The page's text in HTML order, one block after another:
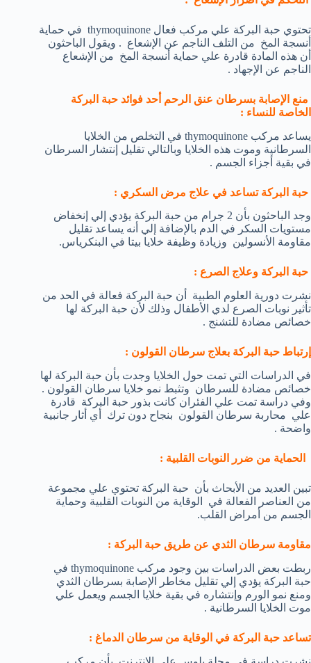
تحتوي حبة البركة علي مركب فعال thymoquinone في حماية
أنسجة المخ من التلف الناجم عن الإشعاع . ويقول الباحثون
أن هذه المادة قادرة علي حماية أنسجة المخ من الإشعاع
الناجم عن الإجهاد .
منع الإصابة بسرطان عنق الرحم أحد فوائد حبة البركة
الخاصة للنساء :
يساعد مركب thymoquinone في التخلص من الخلايا
السرطانية وموت هذه الخلايا وبالتالي تقليل إنتشار السرطان
في بقية أجزاء الجسم .
حبة البركة تساعد في علاج مرض السكري :
وجد الباحثون بأن 2 جرام من حبة البركة يؤدي إلي إنخفاض
مستويات السكر في الدم بالإضافة إلي أنه يساعد تقليل
مقاومة الأنسولين وزيادة وظيفة خلايا بيتا في البنكرياس.
حبة البركة وعلاج الصرع :
نشرت دورية العلوم الطبية أن حبة البركة فعالة في الحد من
تأثير نوبات الصرع لدي الأطفال وذلك لأن حبة البركة لها
خصائص مضادة للتشنج .
إرتباط حبة البركة بعلاج سرطان القولون :
في الدراسات التي تمت حول الخلايا وجدت بأن حبة البركة لها
خصائص مضادة للسرطان وتثبط نمو خلايا سرطان القولون .
وفي دراسة تمت علي الفئران كانت بذور حبة البركة قادرة
علي محاربة سرطان القولون بنجاح دون ترك أي أثار جانبية
واضحة .
الحماية من ضرر النوبات القلبية :
تبين العديد من الأبحاث بأن حبة البركة تحتوي علي مجموعة
من العناصر الفعالة في الوقاية من النوبات القلبية وحماية
الجسم من أمراض القلب.
مقاومة سرطان الثدي عن طريق حبة البركة :
ربطت بعض الدراسات بين وجود مركب thymoquinone في
حبة البركة يؤدي إلي تقليل مخاطر الإصابة بسرطان الثدي
ومنع نمو الورم وإنتشاره في بقية خلايا الجسم ويعمل علي
موت الخلايا السرطانية .
تساعد حبة البركة في الوقاية من سرطان الدماغ :